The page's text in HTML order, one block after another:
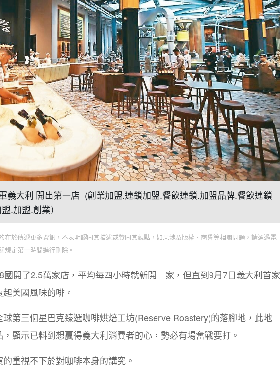
義大利 開出第一店 (創業加盟.連鎖加盟.餐飲連鎖.加盟品牌.餐飲連鎖
.加盟.創業）
在於傳遞更多資訊，不表明認同其描述或贊同其觀點，如果涉及版權、商譽等相關問題，請通過電
規定第一時間進行刪除。
開了2.5萬家店，平均每四小時就新開一家，但直到9月7日義大利首家
美國風味的啡。
第三個星巴克臻選咖啡烘焙工坊(Reserve Roastery)的落腳地，此地
顯示已料到想贏得義大利消費者的心，勢必有場奮戰要打。
重視不下於對咖啡本身的講究。